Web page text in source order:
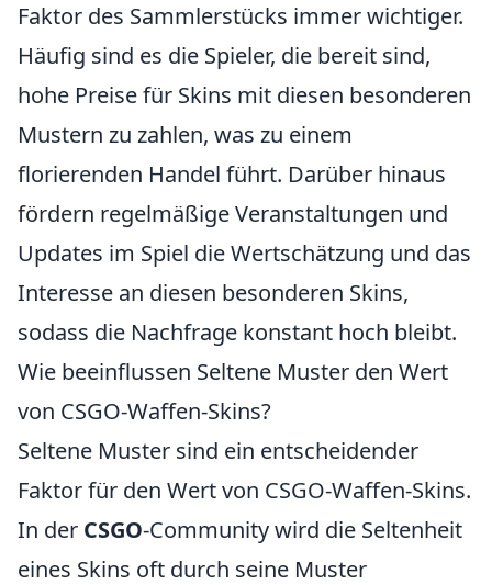
Faktor des Sammlerstücks immer wichtiger.
Häufig sind es die Spieler, die bereit sind,
hohe Preise für Skins mit diesen besonderen
Mustern zu zahlen, was zu einem
florierenden Handel führt. Darüber hinaus
fördern regelmäßige Veranstaltungen und
Updates im Spiel die Wertschätzung und das
Interesse an diesen besonderen Skins,
sodass die Nachfrage konstant hoch bleibt.
Wie beeinflussen Seltene Muster den Wert
von CSGO-Waffen-Skins?
Seltene Muster sind ein entscheidender
Faktor für den Wert von CSGO-Waffen-Skins.
In der CSGO-Community wird die Seltenheit
eines Skins oft durch seine Muster